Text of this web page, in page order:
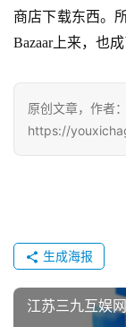
国
商店下载东西。
Bazaar上来，也
原创文章，作者
https://
生成海报
江苏三九互娱